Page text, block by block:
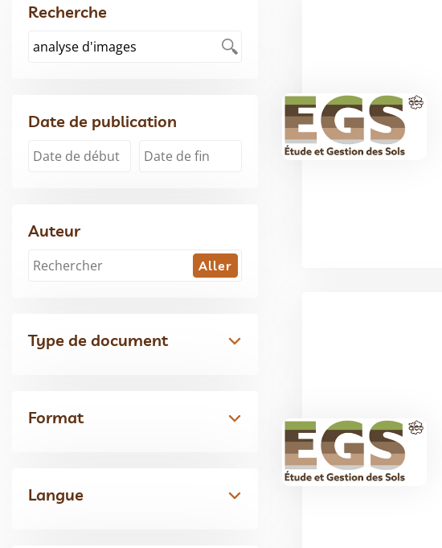
Recherche
Date de publication
Auteur
Type de document
Format
Langue